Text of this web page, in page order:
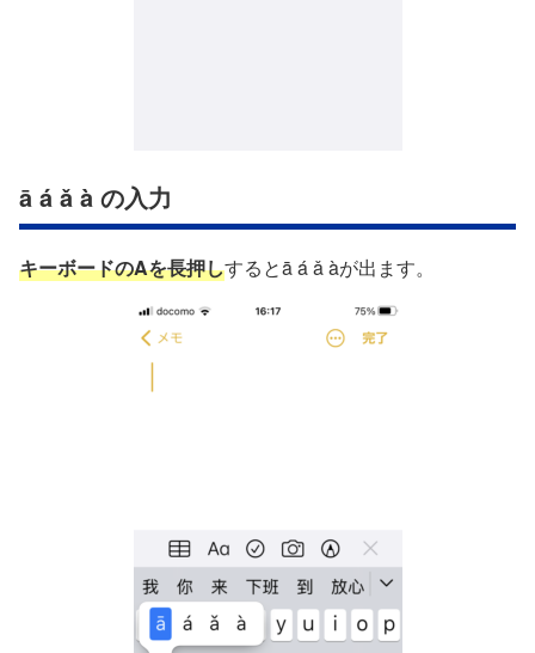
ā á ǎ à の入力
キーボードのAを長押しするとā á ǎ àが出ます。